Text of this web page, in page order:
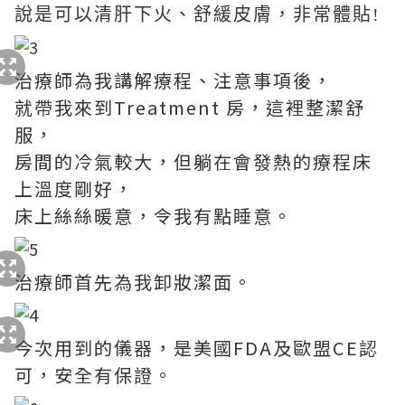
說是可以清肝下火、舒緩皮膚，非常體貼!
治療師為我講解療程、注意事項後，
就帶我來到Treatment 房，這裡整潔舒
服，
房間的冷氣較大，但躺在會發熱的療程床
上溫度剛好，
床上絲絲暖意，令我有點睡意。
治療師首先為我卸妝潔面。
今次用到的儀器，是美國FDA及歐盟CE認
可，安全有保證。